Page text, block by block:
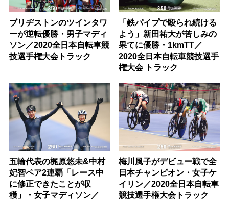
ブリヂストンのツインタワ
ーが逆転優勝・男子マディ
ソン／2020全日本自転車競
技選手権大会トラック
「鉄パイプで殴られ続ける
よう」新田祐大が苦しみの
果てに優勝・1kmTT／
2020全日本自転車競技選手
権大会 トラック
五輪代表の梶原悠未&中村
妃智ペア2連覇「レース中
に修正できたことが収
穫」・女子マディソン／
梅川風子がデビュー戦で全
日本チャンピオン・女子ケ
イリン／2020全日本自転車
競技選手権大会トラック